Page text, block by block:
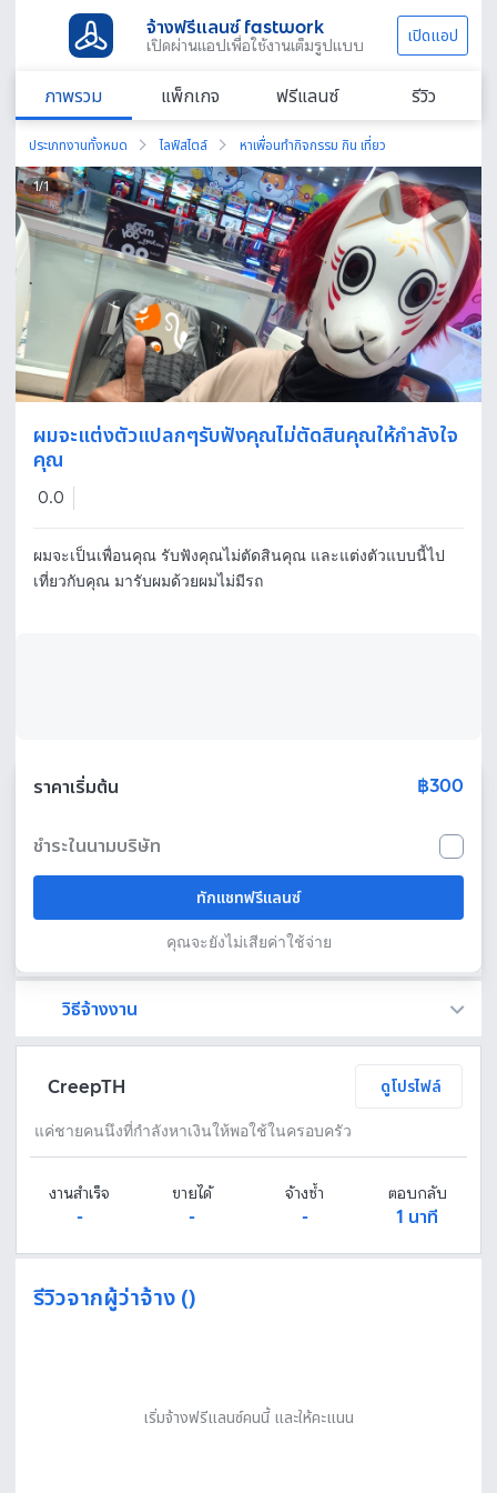
จ้างฟรีแลนซ์ fastwork
เปิดผ่านแอปเพื่อใช้งานเต็มรูปแบบ เปิดแอป
ภาพรวม แพ็กเกจ ฟรีแลนซ์ รีวิว
ประเภทงานทั้งหมด ไลฟ์สไตล์ หาเพื่อนทำกิจกรรม กิน เที่ยว
1/1
ผมจะแต่งตัวแปลกๆรับฟังคุณไม่ตัดสินคุณให้กำลังใจ
คุณ
0.0
ผมจะเป็นเพื่อนคุณ รับฟังคุณไม่ตัดสินคุณ และแต่งตัวแบบนี้ไป
เที่ยวกับคุณ มารับผมด้วยผมไม่มีรถ
ราคาเริ่มต้น ฿300
ชำระในนามบริษัท
ทักแชทฟรีแลนซ์
คุณจะยังไม่เสียค่าใช้จ่าย
วิธีจ้างงาน
CreepTH ดูโปรไฟล์
แค่ชายคนนึงที่กำลังหาเงินให้พอใช้ในครอบครัว
งานสำเร็จ
-
ขายได้
-
จ้างซ้ำ
-
ตอบกลับ
1 นาที
รีวิวจากผู้ว่าจ้าง ()
เริ่มจ้างฟรีแลนซ์คนนี้ และให้คะแนน